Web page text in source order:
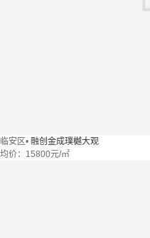
临安区• 融创金成璞樾大观
均价： 15800元/㎡